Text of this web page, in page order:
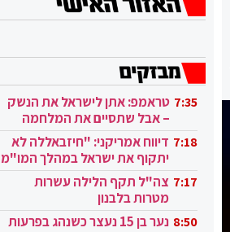
7:35 טראמפ: אתן לישראל את הנשק
– אבל שתסיים את המלחמה
בעזה 7:18 דיווח אמריקני: "חיזבאללה לא
יתקוף את ישראל במהלך המו"מ
בקטאר" 7:17 צה"ל תקף הלילה עשרות
מטרות בלבנון
8:50
נער בן 15 נעצר כשנהג בפרעות